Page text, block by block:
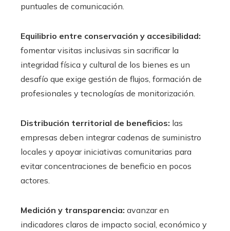
puntuales de comunicación.
Equilibrio entre conservación y accesibilidad:
fomentar visitas inclusivas sin sacrificar la
integridad física y cultural de los bienes es un
desafío que exige gestión de flujos, formación de
profesionales y tecnologías de monitorización.
Distribución territorial de beneficios: las
empresas deben integrar cadenas de suministro
locales y apoyar iniciativas comunitarias para
evitar concentraciones de beneficio en pocos
actores.
Medición y transparencia: avanzar en
indicadores claros de impacto social, económico y